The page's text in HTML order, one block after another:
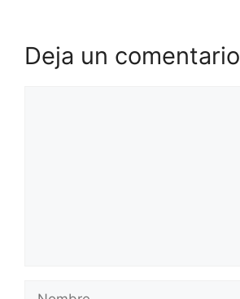
Deja un comentario
Nombre